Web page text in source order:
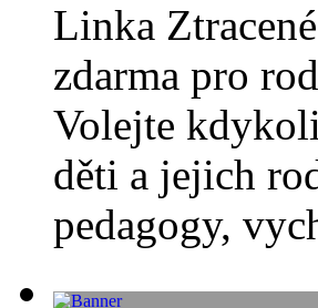
Linka
zdarma pro
Volejte
děti a jejich
pedagogy,